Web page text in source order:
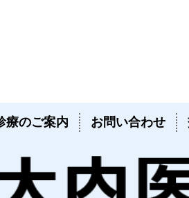
療のご案内 お問い合わせ